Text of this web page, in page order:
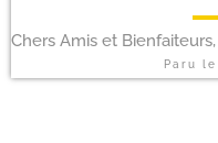
Chers Amis et Bienfaiteurs,
Paru le